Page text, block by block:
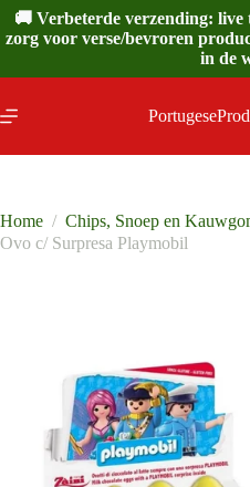
Ga
naar
de
🚚 Verbeterde verzending:
zorg voor verse/bevroren
in de
Home / Chips, Snoep en
Ovo c/ Surpresa Playmobil